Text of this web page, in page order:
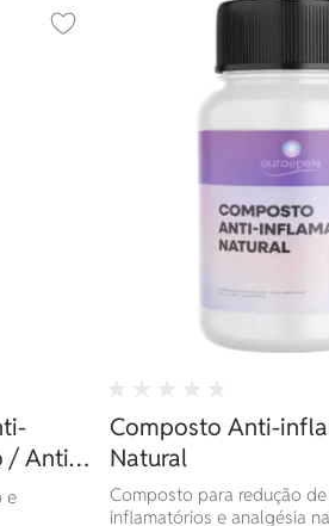
/ Anti-
e
Adicionar aos favoritos
Composto Anti-
Natural
Composto para redução
inflamatórios e analgésia